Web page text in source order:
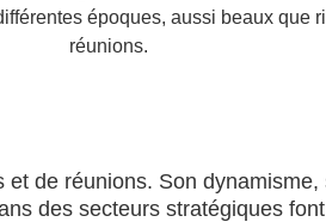
époques, aussi beaux que
réunions.
de réunions. Son
des secteurs stratégiques